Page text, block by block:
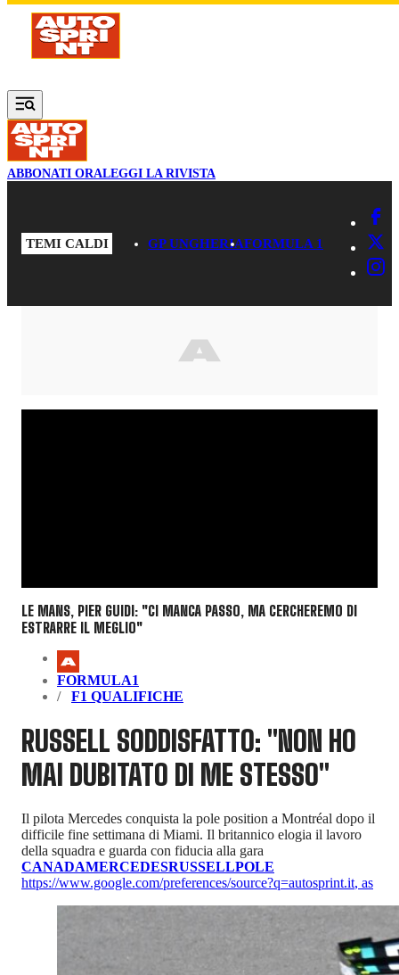
Vai al contenuto principale
ABBONATI ORALEGGI LA RIVISTA
TEMI CALDI GP UNGHERIAFORMULA 1
LE MANS, PIER GUIDI: "CI MANCA PASSO, MA CERCHEREMO DI
ESTRARRE IL MEGLIO"
FORMULA1
F1 QUALIFICHE
RUSSELL SODDISFATTO: "NON HO
MAI DUBITATO DI ME STESSO"
Il pilota Mercedes conquista la pole position a Montréal dopo il
difficile fine settimana di Miami. Il britannico elogia il lavoro
della squadra e guarda con fiducia alla gara
CANADAMERCEDESRUSSELLPOLE
https://www.google.com/preferences/source?q=autosprint.it, as